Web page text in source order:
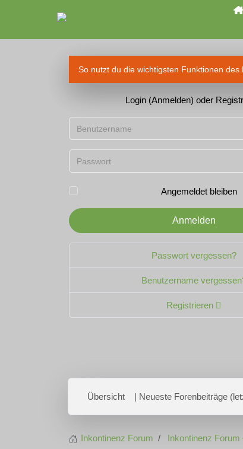
So nutzt du die wichtigsten Funktionen des
Login (Anmelden) oder
Benutzername
Passwort
Angemeldet bleiben
Anmelden
Passwort vergessen?
Benutzername
Registrieren
Übersicht | Neueste Forenbeiträge
Inkontinenz Forum Inkontinenz